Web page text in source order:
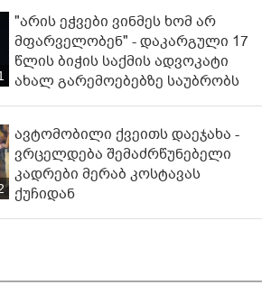
"არის ეჭვები ვინმეს ხომ არ
მფარველობენ" - დაკარგული 17
წლის ბიჭის საქმის ადვოკატი
ახალ გარემოებებზე საუბრობს
ავტომობილი ქვეითს დაეჯახა -
ვრცელდება შემაძრწუნებელი
კადრები მერაბ კოსტავას
ქუჩიდან